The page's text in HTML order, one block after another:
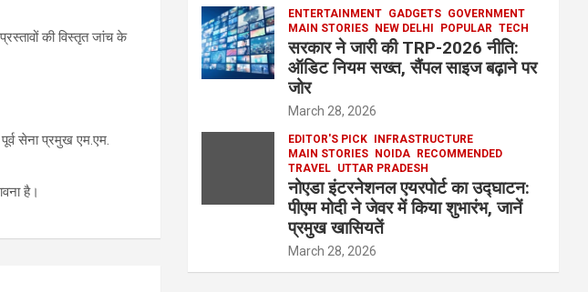
की विस्तृत जांच के
सेना प्रमुख एम.एम.
है।
ENTERTAINMENT GADGETS GOVERNMENT
MAIN STORIES NEW DELHI POPULAR TECH
सरकार ने जारी की TRP-2026 नीति:
ऑडिट नियम सख्त, सैंपल साइज बढ़ाने पर
जोर
March 28, 2026
EDITOR'S PICK INFRASTRUCTURE
MAIN STORIES NOIDA RECOMMENDED
TRAVEL UTTAR PRADESH
नोएडा इंटरनेशनल एयरपोर्ट का उद्घाटन:
पीएम मोदी ने जेवर में किया शुभारंभ, जानें
प्रमुख खासियतें
March 28, 2026